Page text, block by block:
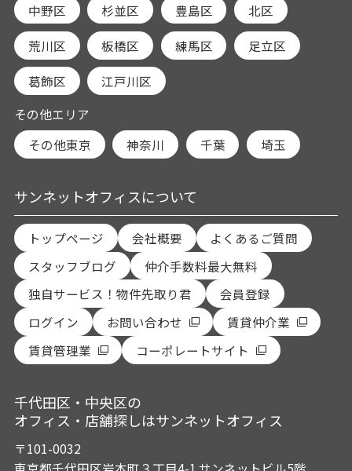
中野区 杉並区 豊島区 北区
荒川区 板橋区 練馬区 足立区
葛飾区
江戸川区
その他エリア
その他東京
神奈川 千葉 埼玉
サンネットオフィスについて
トップページ 会社概要
よくあるご質問
スタッフブログ
仲介手数料最大無料
独自サービス！物件先取り君
会員登録
ログイン
お問い合わせ
賃貸仲介業
賃貸管理業
コーポレートサイト
千代田区・中央区の
オフィス・店舗探しはサンネットオフィス
〒101-0032